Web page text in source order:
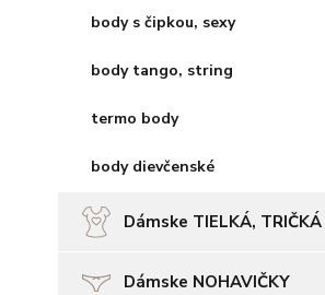
body s čipkou, sexy
body tango, string
termo body
body dievčenské
Dámske TIELKÁ, TRIČKÁ
Dámske NOHAVIČKY